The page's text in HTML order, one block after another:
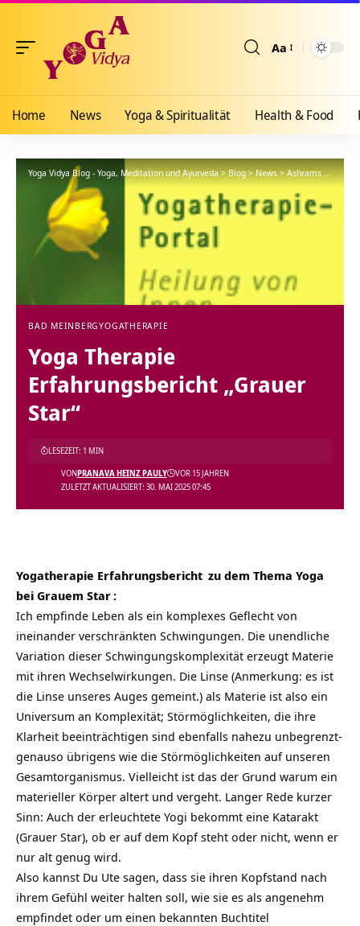
Aa
Home News Yoga & Spiritualität Health & Food
Yoga Vidya Blog - Yoga, Meditation und Ayurveda>Blog>News>Ashrams> Bad
BAD MEINBERGYOGATHERAPIE
Yoga Therapie
Erfahrungsbericht „Grauer
Star“
ZULETZT AKTUALISIERT: 30. MAI 2025 07:45
VONPRANAVA HEINZ PAULY VOR 15 JAHREN
LESEZEIT: 1 MIN
Yogatherapie Erfahrungsbericht zu dem Thema Yoga
bei Grauem Star:
Ich empfinde Leben als ein komplexes Geflecht von
ineinander verschränkten Schwingungen. Die unendliche
Variation dieser Schwingungskomplexität erzeugt Materie
mit ihren Wechselwirkungen. Die Linse (Anmerkung: es ist
die Linse unseres Auges gemeint.) als Materie ist also ein
Universum an Komplexität; Störmöglichkeiten, die ihre
Klarheit beeinträchtigen sind ebenfalls nahezu unbegrenzt-
genauso übrigens wie die Störmöglichkeiten auf unseren
Gesamtorganismus. Vielleicht ist das der Grund warum ein
materieller Körper altert und vergeht. Langer Rede kurzer
Sinn: Auch der erleuchtete Yogi bekommt eine Katarakt
(Grauer Star), ob er auf dem Kopf steht oder nicht, wenn er
nur alt genug wird.
Also kannst Du Ute sagen, dass sie ihren Kopfstand nach
ihrem Gefühl weiter halten soll, wie sie es als angenehm
empfindet oder um einen bekannten Buchtitel